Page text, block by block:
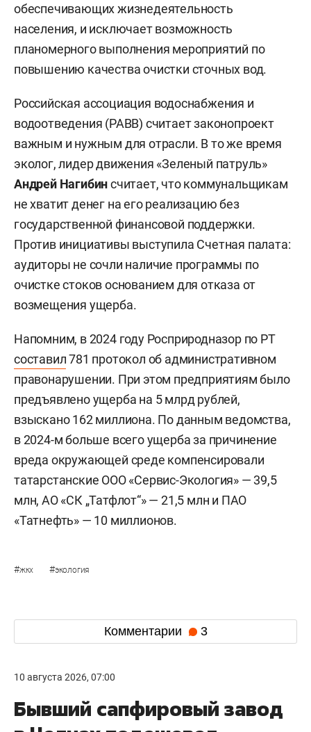
обеспечивающих жизнедеятельность
населения, и исключает возможность
планомерного выполнения мероприятий по
повышению качества очистки сточных вод.
Российская ассоциация водоснабжения и
водоотведения (РАВВ) считает законопроект
важным и нужным для отрасли. В то же время
эколог, лидер движения «Зеленый патруль»
Андрей Нагибинсчитает, что коммунальщикам
не хватит денег на его реализацию без
государственной финансовой поддержки.
Против инициативы выступила Счетная палата:
аудиторы не сочли наличие программы по
очистке стоков основанием для отказа от
возмещения ущерба.
Напомним, в 2024 году Росприродназор по РТ
составил781 протокол об административном
правонарушении. При этом предприятиям было
предъявлено ущерба на 5 млрд рублей,
взыскано 162 миллиона. По данным ведомства,
в 2024-м больше всего ущерба за причинение
вреда окружающей среде компенсировали
татарстанские ООО «Сервис-Экология» — 39,5
млн, АО «СК „Татфлот“» — 21,5 млн и ПАО
«Татнефть» — 10 миллионов.
#жкх #экология
Комментарии 3
10 августа 2026, 07:00
Бывший сапфировый завод